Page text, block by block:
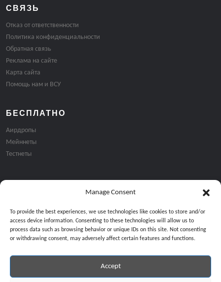
Manage Consent
To provide the best experiences, we use technologies like cookies to store and/or
access device information. Consenting to these technologies will allow us to
process data such as browsing behavior or unique IDs on this site. Not consenting
or withdrawing consent, may adversely affect certain features and functions.
Accept
СВЯЗЬ
Отказ от ответственности
Политика конфиденциальности
Обратная связь
Реклама на сайте
Карта сайта
Помощь нам и ВСУ
БЕСПЛАТНО
Аирдропы
Мейннеты
Тестнеты
Подписка на email рассылку:
Продолжая, вы соглашаетесь с нашей политикой